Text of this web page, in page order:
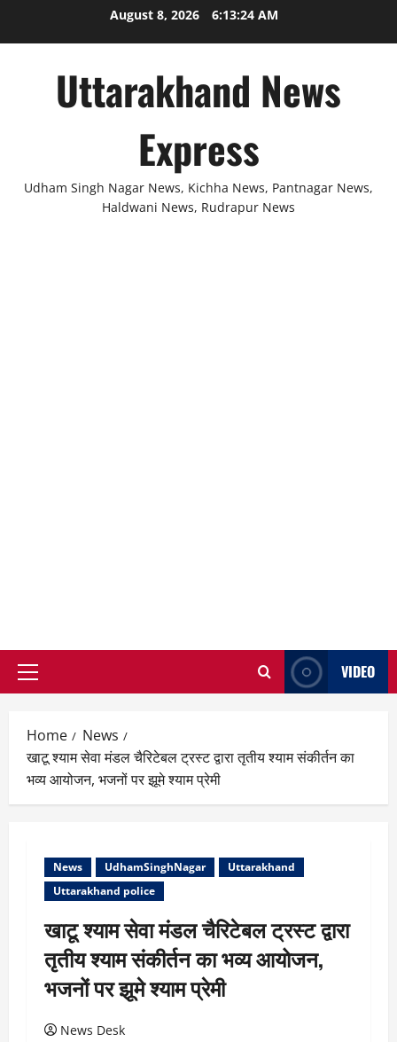
August 8, 2026 6:13:24 AM
Uttarakhand News
Express
Udham Singh Nagar News, Kichha News, Pantnagar News,
Haldwani News, Rudrapur News
Primary
VIDEO
Home
News
खाटू श्याम सेवा मंडल चैरिटेबल ट्रस्ट द्वारा तृतीय श्याम संकीर्तन का
भव्य आयोजन, भजनों पर झूमे श्याम प्रेमी
News UdhamSinghNagar
Uttarakhand
Uttarakhand police
खाटू श्याम सेवा मंडल चैरिटेबल ट्रस्ट द्वारा
तृतीय श्याम संकीर्तन का भव्य आयोजन,
भजनों पर झूमे श्याम प्रेमी
News Desk